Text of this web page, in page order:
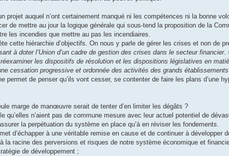
auquel n’ont certainement manqué ni les compétences ni la bonne
de mettre au jour la logique générale qui sous-tend la proposition de la
les incendies que mettre au pas les incendiaires.
cette hiérarchie d’objectifs. On nous y parle de gérer les crises et non de
à doter l’Union d’un cadre de gestion des crises dans le secteur financier.
les dispositifs de résolution et les dispositions législatives en
cessation progressive et ordonnée des activités des grands
de penser qu’ils vont cesser, se contenter de faire les plans d’une
marge de manœuvre serait de tenter d’en limiter les dégâts ?
n’aient pas de commune mesure avec leur actuel potentiel de
la perpétuation du système en place qu’à en réviser les fondements.
d’échapper à une véritable remise en cause et de continuer à développer
la racine des perversions et risques de notre système économique et
de développement ;